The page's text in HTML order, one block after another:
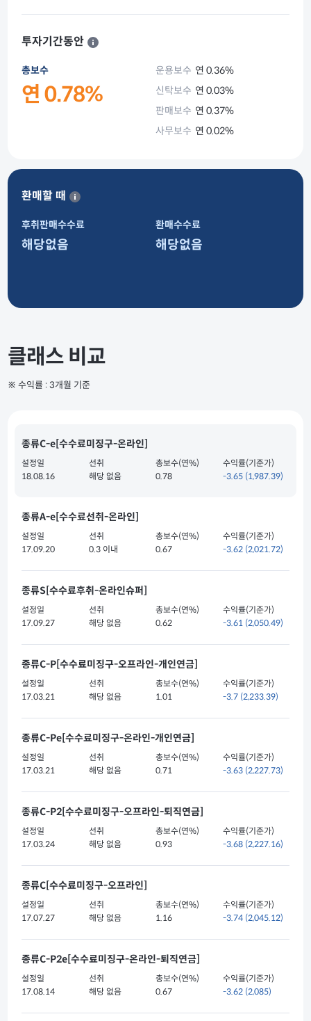
투자기간동안
총보수
연 0.78%
운용보수 연 0.36%
신탁보수 연 0.03%
판매보수 연 0.37%
사무보수 연 0.02%
환매할 때
후취판매수수료
해당없음
환매수수료
해당없음
클래스 비교
※ 수익률 : 3개월 기준
종류C-e[수수료미징구-온라인]
설정일
18.08.16
선취
해당 없음
총보수(연%)
0.78
수익률(기준가)
-3.65 (1,987.39)
종류A-e[수수료선취-온라인]
설정일
17.09.20
선취
0.3 이내
총보수(연%)
0.67
수익률(기준가)
-3.62 (2,021.72)
종류S[수수료후취-온라인슈퍼]
설정일
17.09.27
선취
해당 없음
총보수(연%)
0.62
수익률(기준가)
-3.61 (2,050.49)
종류C-P[수수료미징구-오프라인-개인연금]
설정일
17.03.21
선취
해당 없음
총보수(연%)
1.01
수익률(기준가)
-3.7 (2,233.39)
종류C-Pe[수수료미징구-온라인-개인연금]
설정일
17.03.21
선취
해당 없음
총보수(연%)
0.71
수익률(기준가)
-3.63 (2,227.73)
종류C-P2[수수료미징구-오프라인-퇴직연금]
설정일
17.03.24
선취
해당 없음
총보수(연%)
0.93
수익률(기준가)
-3.68 (2,227.16)
종류C[수수료미징구-오프라인]
설정일
17.07.27
선취
해당 없음
총보수(연%)
1.16
수익률(기준가)
-3.74 (2,045.12)
종류C-P2e[수수료미징구-온라인-퇴직연금]
설정일
17.08.14
선취
해당 없음
총보수(연%)
0.67
수익률(기준가)
-3.62 (2,085)